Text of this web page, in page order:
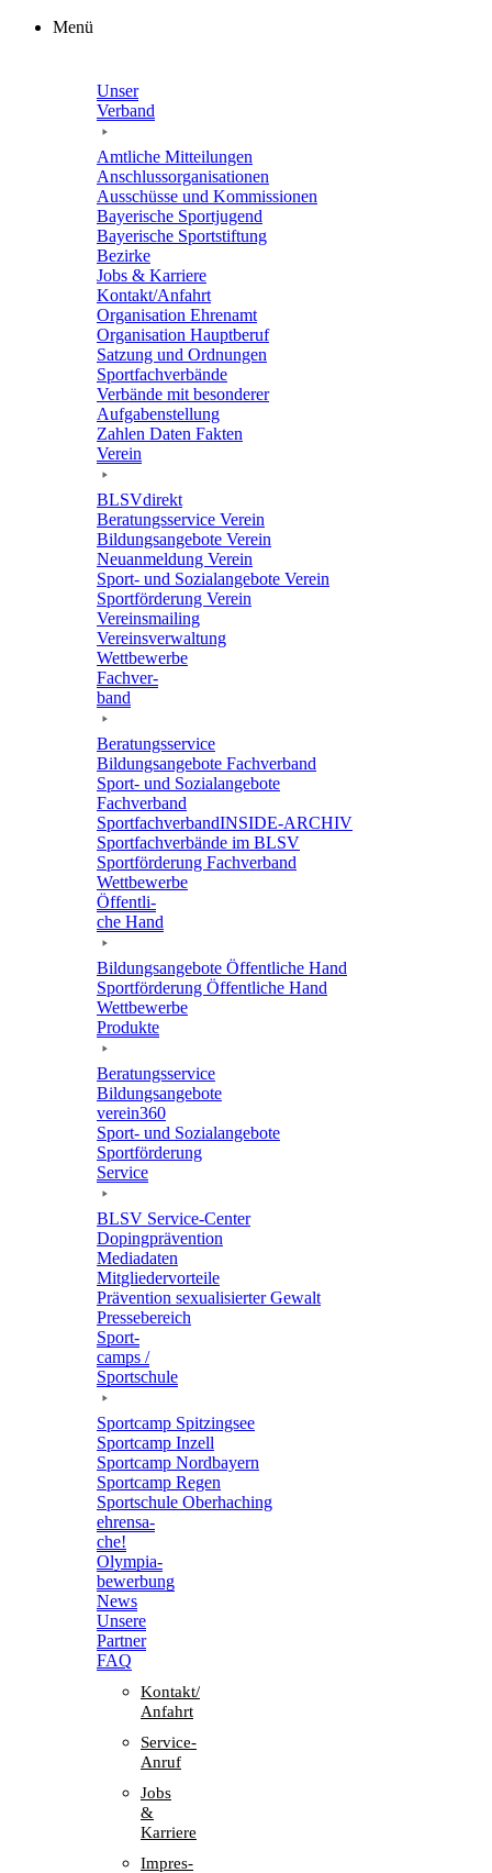
Zum
Menü
Unser
Verband
Amtli­che Mitteilungen
Anschluss­or­ga­ni­sa­tio­nen
Ausschüsse und Kommissionen
Baye­ri­sche Sportjugend
Baye­ri­sche Sportstiftung
Bezirke
Jobs & Karriere
Kontakt/​​Anfahrt
Orga­ni­sa­tion Ehrenamt
Orga­ni­sa­tion Hauptberuf
Satzung und Ordnungen
Sport­fach­ver­bände
Verbände mit beson­de­rer
Aufgabenstellung
Zahlen Daten Fakten
Verein
BLSVdi­rekt
Bera­tungs­ser­vice Verein
Bildungs­an­ge­bote Verein
Neuan­mel­dung Verein
Sport- und Sozi­al­an­ge­bote Verein
Sport­för­de­rung Verein
Vereins­mai­ling
Vereins­ver­wal­tung
Wett­be­werbe
Fach­ver­
band
Bera­tungs­ser­vice
Bildungs­an­ge­bote Fachverband
Sport- und Sozi­al­an­ge­bote
Fachverband
Sport­fach­ver­ban­d­IN­SIDE-ARCHIV
Sport­fach­ver­bände im BLSV
Sport­för­de­rung Fachverband
Wett­be­werbe
Öffent­li­
che Hand
Bildungs­an­ge­bote Öffent­li­che Hand
Sport­för­de­rung Öffent­li­che Hand
Wett­be­werbe
Produkte
Bera­tungs­ser­vice
Bildungs­an­ge­bote
verein360
Sport- und Sozialangebote
Sport­för­de­rung
Service
BLSV Service-Center
Doping­prä­ven­tion
Media­da­ten
Mitglie­der­vor­teile
Präven­tion sexua­li­sier­ter Gewalt
Pres­se­be­reich
Sport­
camps /
Sportschule
Sport­camp Spitzingsee
Sport­camp Inzell
Sport­camp Nordbayern
Sport­camp Regen
Sport­schule Oberhaching
ehren­sa­
che!
Olym­pia­
be­wer­bung
News
Unsere
Part­ner
FAQ
Kontakt/​​
Anfahrt
Service-
Anruf
Jobs
&
Karriere
Impres­